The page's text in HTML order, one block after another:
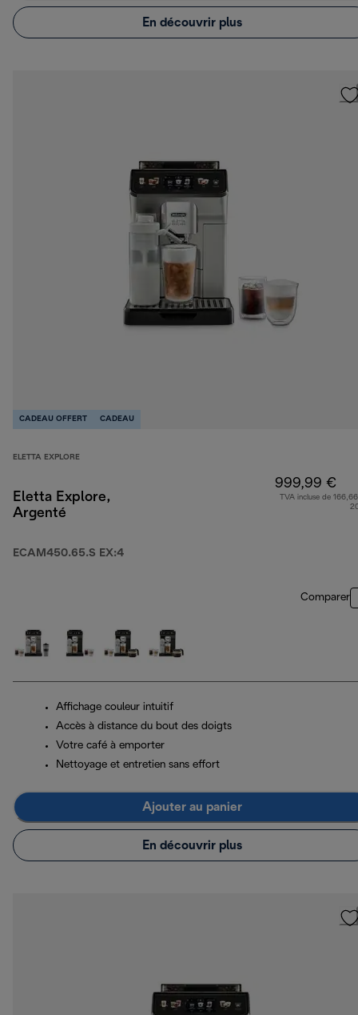
En découvrir plus
CADEAU OFFERT CADEAU
ELETTA EXPLORE
Eletta Explore,
Argenté
ECAM450.65.S EX:4
999,99 €
TVA incluse de
Comparer
Affichage couleur intuitif
Accès à distance du bout des doigts
Votre café à emporter
Nettoyage et entretien sans effort
Ajouter au panier
En découvrir plus